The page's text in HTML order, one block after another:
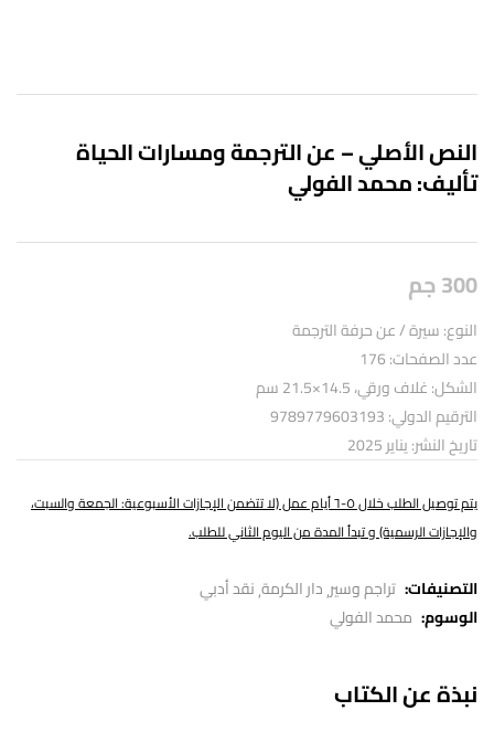
النص الأصلي – عن الترجمة ومسارات الحياة
تأليف: محمد الفولي
300جم
النوع: سيرة / عن حرفة الترجمة
عدد الصفحات: 176
الشكل: غلاف ورقي، 14.5×21.5 سم
الترقيم الدولي: 9789779603193
تاريخ النشر: يناير 2025
يتم توصيل الطلب خلال ٥-٦ أيام عمل (لا تتضمن الإجازات الأسبوعية: الجمعة والسبت،
والإجازات الرسمية) و تبدأ المدة من اليوم الثاني للطلب.
التصنيفات: تراجم وسير دار الكرمة نقد أدبي
الوسوم: محمد الفولي
نبذة عن الكتاب